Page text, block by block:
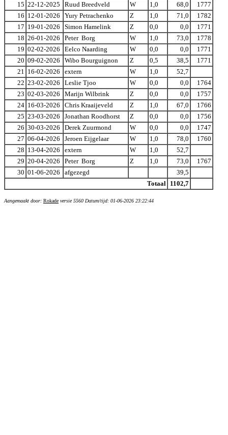
15 22-12-2025 Ruud Breedveld W 1,0 68,0
1777
16 12-01-2026 Yury Petrachenko Z 1,0 71,0
1782
17 19-01-2026 Simon Hamelink Z 0,0 0,0
1771
18 26-01-2026 Peter Borg W 1,0 73,0
1778
19 02-02-2026 Eelco Naarding W 0,0 0,0
1771
20 09-02-2026 Wibo Bourguignon Z 0,5 38,5
1771
21 16-02-2026 extern W 1,0
52,7
22 23-02-2026 Leslie Tjoo W 0,0 0,0
1764
23 02-03-2026 Marijn Wilbrink Z 0,0 0,0
1757
24 16-03-2026 Chris Kraaijeveld Z 1,0 67,0
1766
25 23-03-2026 Jonathan Roodhorst Z 0,0 0,0
1756
26 30-03-2026 Derek Zuurmond W 0,0 0,0
1747
27 06-04-2026 Jeroen Eijgelaar W 1,0 78,0
1760
28 13-04-2026 extern W 1,0
52,7
29 20-04-2026 Peter Borg Z 1,0 73,0
1767
30 01-06-2026 afgezegd
39,5
Totaal 1102,7
Aangemaakt door: Rokade versie 5560 Datum/tijd: 01-06-2026 23:22:44